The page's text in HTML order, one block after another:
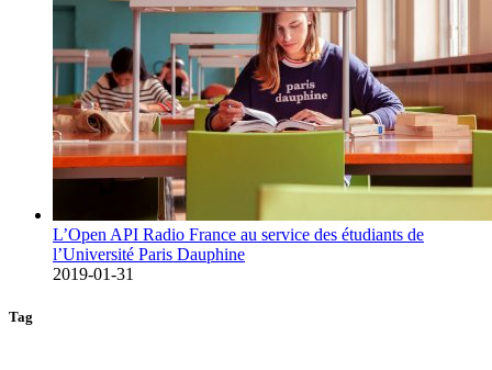
L’Open API Radio France au service des étudiants de
l’Université Paris Dauphine
2019-01-31
Tag